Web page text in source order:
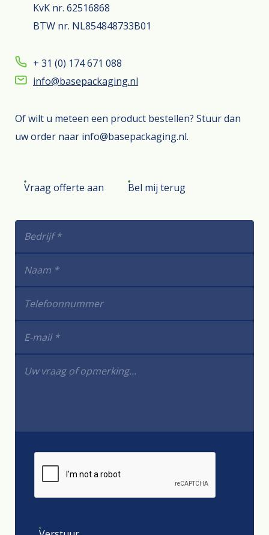
KvK nr. 62516868
BTW nr. NL854848733B01
+ 31 (0) 174 671 088
info@basepackaging.nl
Of wilt u meteen een product bestellen? Stuur dan
uw order naar info@basepackaging.nl.
Vraag offerte aan Bel mij terug